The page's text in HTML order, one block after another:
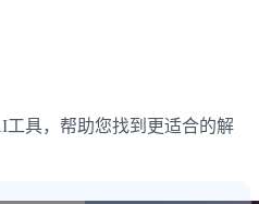
具，帮助您找到更适合的解